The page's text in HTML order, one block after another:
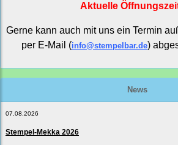
Aktuelle
Gerne kann auch mit uns ein Termin
per E-Mail (info@stempelbar.de)
News
07.08.2026
Stempel-Mekka 2026